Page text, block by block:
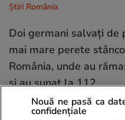
Știri România
Doi germani salvați de
mai mare perete
România, unde au
și au sunat la 112
Nouă ne pasă ca
confidențiale